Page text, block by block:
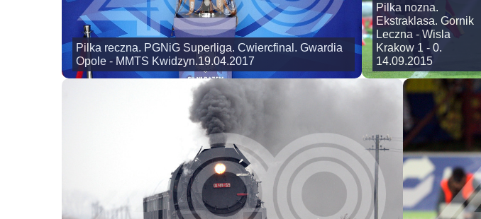
Pilka reczna. PGNiG Superliga. Cwiercfinal. Gwardia
Opole - MMTS Kwidzyn.19.04.2017
Pilka nozna.
Ekstraklasa. Gornik
Leczna - Wisla
Krakow 1 - 0.
14.09.2015